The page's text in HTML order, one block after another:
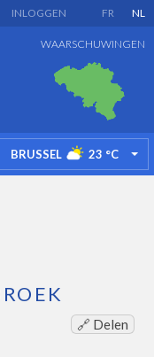
FR NL
INLOGGEN
WAARSCHUWINGEN
BRUSSEL 23 °C
🔗 Delen